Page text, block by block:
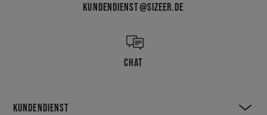
KUNDENDIENST@SIZEER.DE
CHAT
KUNDENDIENST